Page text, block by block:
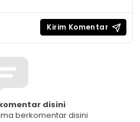
disini
berkomentar disini